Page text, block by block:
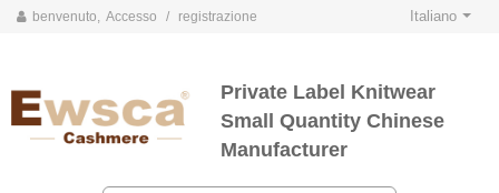
benvenuto, Accesso / registrazione Italiano
Private Label Knitwear
Small Quantity Chinese
Manufacturer